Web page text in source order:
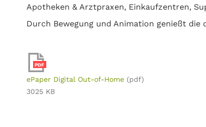
Apotheken & Arztpraxen, Einkaufzentren,
Durch Bewegung und Animation genießt
PDF
ePaper Digital Out-of-Home (pdf)
3025 KB